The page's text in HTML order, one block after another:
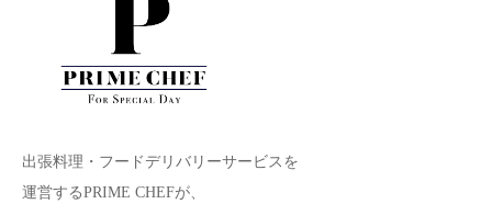
出張料理・フードデリバリーサービスを
運営するPRIME CHEFが、